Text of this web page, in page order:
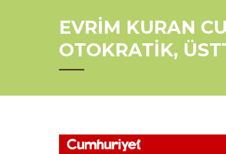
EVRİM KURAN
OTOKRATİK,